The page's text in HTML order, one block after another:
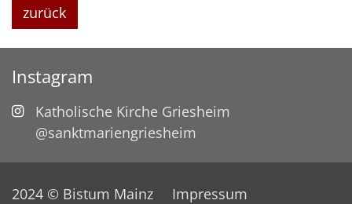
zurück
Instagram
Katholische Kirche Griesheim
@sanktmariengriesheim
2024 © Bistum Mainz
Impressum